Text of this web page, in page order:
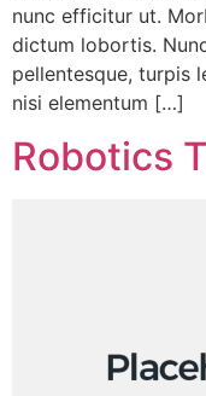
nunc efficitur ut.
dictum lobortis.
pellentesque, turpis
nisi elementum […]
Robotics